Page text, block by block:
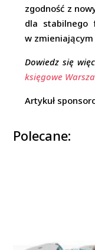
zgodność z
dla stabilnego
w
Dowiedz się
księgowe
Artykuł
Polecane: